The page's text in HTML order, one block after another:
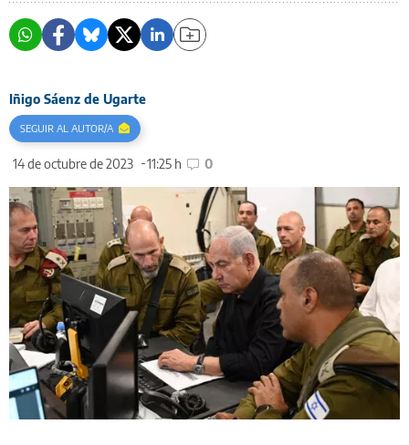
Iñigo Sáenz de Ugarte
14 de octubre de 2023 11:25 h 0
SEGUIR AL AUTOR/A